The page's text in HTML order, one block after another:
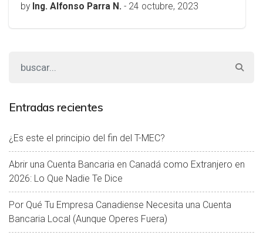
by Ing. Alfonso Parra N. - 24 octubre, 2023
Entradas recientes
¿Es este el principio del fin del T-MEC?
Abrir una Cuenta Bancaria en Canadá como Extranjero en
2026: Lo Que Nadie Te Dice
Por Qué Tu Empresa Canadiense Necesita una Cuenta
Bancaria Local (Aunque Operes Fuera)